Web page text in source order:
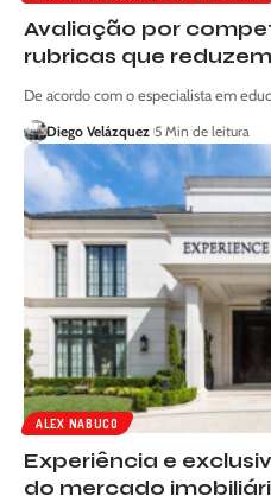
Avaliação por
rubricas que
De acordo com o especialista em
Diego Velázquez 5 Min de leitura
ALEX NABUCO
Experiência e
do mercado